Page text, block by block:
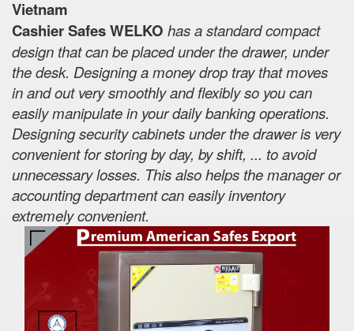
Vietnam
Cashier Safes WELKO has a standard compact
design that can be placed under the drawer, under
the desk. Designing a money drop tray that moves
in and out very smoothly and flexibly so you can
easily manipulate in your daily banking operations.
Designing security cabinets under the drawer is very
convenient for storing by day, by shift, ... to avoid
unnecessary losses. This also helps the manager or
accounting department can easily inventory
extremely convenient.